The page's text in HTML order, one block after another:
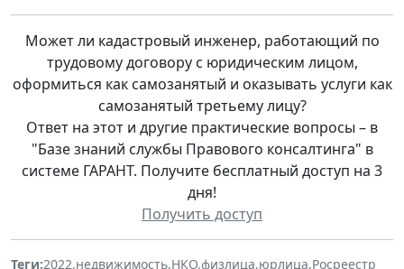
Может ли кадастровый инженер, работающий по
трудовому договору с юридическим лицом,
оформиться как самозанятый и оказывать услуги как
самозанятый третьему лицу?
Ответ на этот и другие практические вопросы – в
"Базе знаний службы Правового консалтинга" в
системе ГАРАНТ. Получите бесплатный доступ на 3
дня!
Получить доступ
Теги:2022,недвижимость,НКО,физлица,юрлица,Росреестр